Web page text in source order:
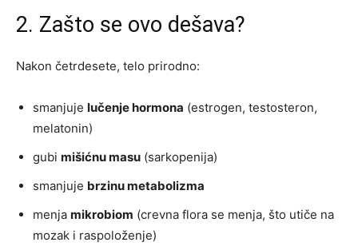
2. Zašto se ovo dešava?
Nakon četrdesete, telo prirodno:
smanjuje lučenje hormona (estrogen, testosteron,
melatonin)
gubi mišićnu masu (sarkopenija)
smanjuje brzinu metabolizma
menja mikrobiom (crevna flora se menja, što utiče na
mozak i raspoloženje)